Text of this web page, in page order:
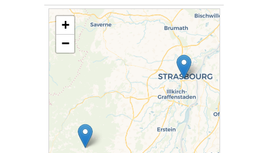
+
−